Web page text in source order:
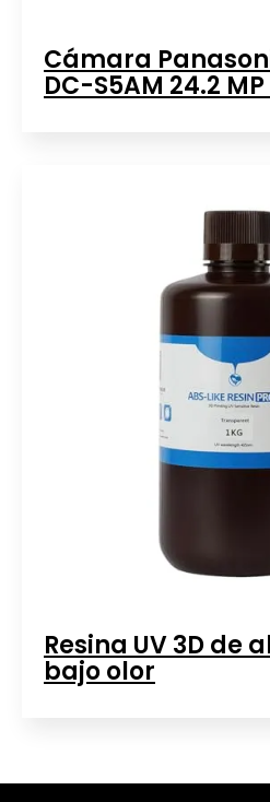
Cámara
DC-S5AM 24.2
Resina UV 3D de
bajo olor